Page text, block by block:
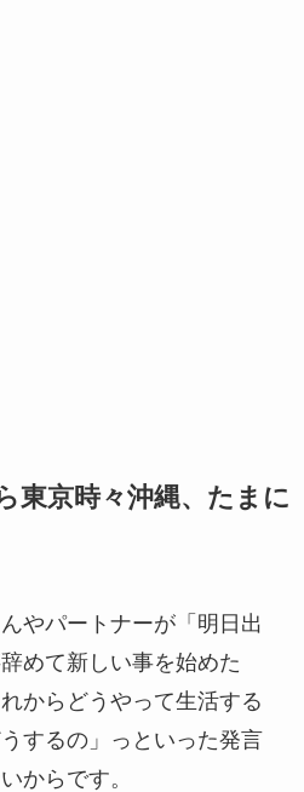
東京時々沖縄、たまに
やパートナーが「明日出
めて新しい事を始めた
からどうやって生活する
するの」っといった発言
からです。